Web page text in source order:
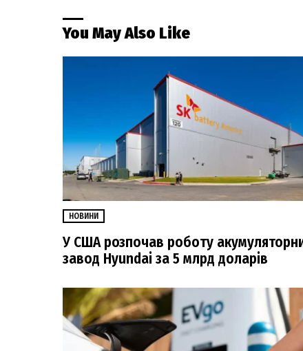
You May Also Like
НОВИНИ
У США розпочав роботу
завод Hyundai за 5 млрд доларів